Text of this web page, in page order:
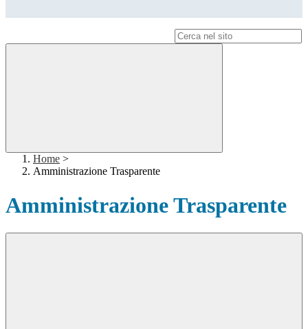
Home >
Amministrazione Trasparente
Amministrazione Trasparente